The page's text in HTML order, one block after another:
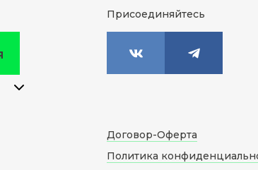
Присоединяйтесь
Договор-Оферта
Политика